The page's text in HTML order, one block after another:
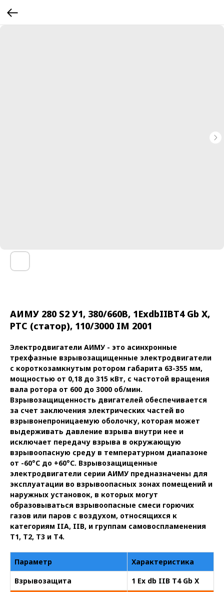
АИМУ 280 S2 У1, 380/660В, 1ExdbIIBT4 Gb X,
РТС (статор), 110/3000 IM 2001
Электродвигатели АИМУ - это асинхронные
трехфазные взрывозащищенные электродвигатели
с короткозамкнутым ротором габарита 63-355 мм,
мощностью от 0,18 до 315 кВт, с частотой вращения
вала ротора от 600 до 3000 об/мин.
Взрывозащищенность двигателей обеспечивается
за счет заключения электрических частей во
взрывонепроницаемую оболочку, которая может
выдерживать давление взрыва внутри нее и
исключает передачу взрыва в окружающую
взрывоопасную среду в температурном диапазоне
от -60°C до +60°C. Взрывозащищенные
электродвигатели серии АИМУ предназначены для
эксплуатации во взрывоопасных зонах помещений и
наружных установок, в которых могут
образовываться взрывоопасные смеси горючих
газов или паров с воздухом, относящихся к
категориям IIA, IIB, и группам самовоспламенения
Т1, Т2, Т3 и Т4.
Параметр
Характеристика
Взрывозащита
1 Ex db IIB T4 Gb X